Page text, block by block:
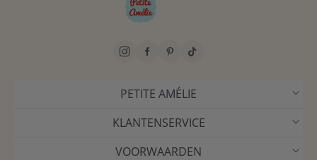
PETITE AMÉLIE
KLANTENSERVICE
VOORWAARDEN